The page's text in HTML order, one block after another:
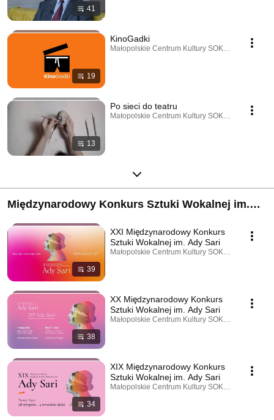
41
19
KinoGadki
Małopolskie Centrum Kultury SOKÓŁ · Playlist
13
Po sieci do teatru
Małopolskie Centrum Kultury SOKÓŁ · Playlist
Międzynarodowy Konkurs Sztuki Wokalnej im.
39
XXI Międzynarodowy Konkurs
Sztuki Wokalnej im. Ady Sari
Małopolskie Centrum Kultury SOKÓŁ · Playlist
38
XX Międzynarodowy Konkurs
Sztuki Wokalnej im. Ady Sari
Małopolskie Centrum Kultury SOKÓŁ · Playlist
34
XIX Międzynarodowy Konkurs
Sztuki Wokalnej im. Ady Sari
Małopolskie Centrum Kultury SOKÓŁ · Playlist